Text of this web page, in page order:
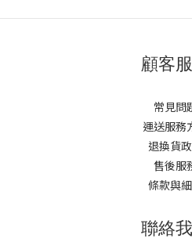
顧客
常見問
運送服務
退換貨
售後服
條款與
聯絡